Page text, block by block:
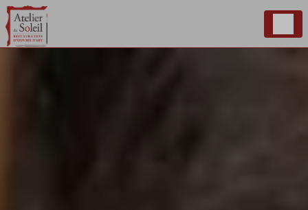
Panneau de gestion des cookies